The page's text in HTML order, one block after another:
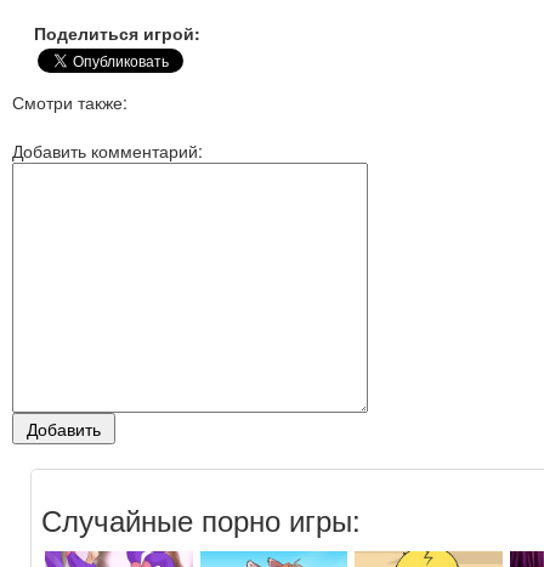
Поделиться игрой:
Смотри также:
Добавить комментарий:
Случайные порно игры: